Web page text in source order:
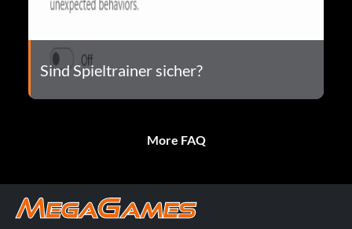
Sind Spieltrainer sicher?
More FAQ